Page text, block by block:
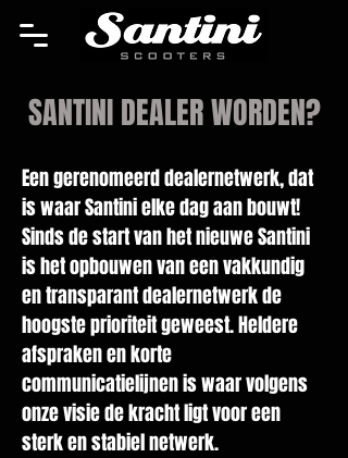
SANTINI DEALER WORDEN?
Een gerenomeerd dealernetwerk, dat
is waar Santini elke dag aan bouwt!
Sinds de start van het nieuwe Santini
is het opbouwen van een vakkundig
en transparant dealernetwerk de
hoogste prioriteit geweest. Heldere
afspraken en korte
communicatielijnen is waar volgens
onze visie de kracht ligt voor een
sterk en stabiel netwerk.